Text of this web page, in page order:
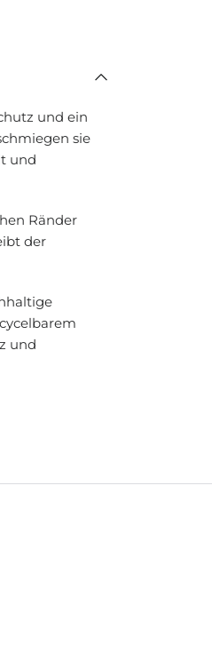
und ein
sie
und
Ränder
der
und